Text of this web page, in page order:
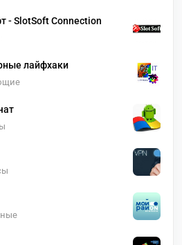
- SlotSoft Connection
лайфхаки